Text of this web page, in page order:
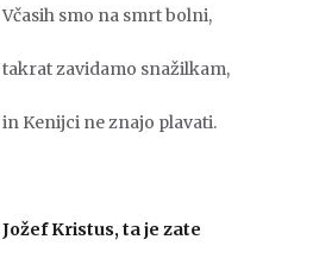
Včasih smo na smrt bolni,
takrat zavidamo snažilkam,
in Kenijci ne znajo plavati.
Jožef Kristus, ta je zate